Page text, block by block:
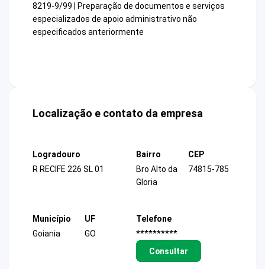
8219-9/99 | Preparação de documentos e serviços
especializados de apoio administrativo não
especificados anteriormente
Localização e contato da empresa
Logradouro
R RECIFE 226 SL 01
Bairro
Bro Alto da
Gloria
CEP
74815-785
Município
Goiania
UF
GO
Telefone
**********
Consultar